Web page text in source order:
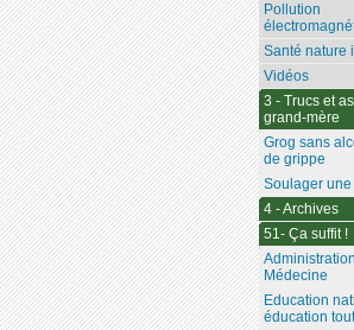
Pollution
Santé nature
Vidéos
3 - Trucs et
grand-mère
Grog sans
de grippe
Soulager
4 - Archives
51- Ça suffit !
Médecine
Education
éducation